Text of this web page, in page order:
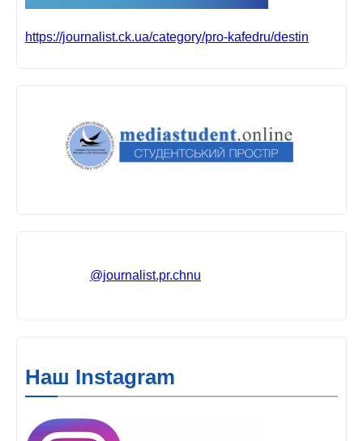
https://journalist.ck.ua/category/pro-kafedru/destin
@journalist.pr.chnu
Наш Instagram